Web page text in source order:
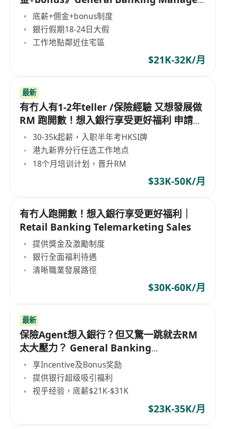
(銀行分行客戶主任）
底薪+佣金+bonus制度
銀行假期18-24日大假
工作地點鄰近住宅區
$21K-32K/月
最新
有冇人有1-2年teller /保險經驗 又想發展做
RM 跑開數！想入銀行享受更好福利 申請時
唔洗牌
30-35k起薪，入职半年考HKSI牌
港九新界分行任选工作地点
18个月培训计划，晋升RM
$33K-50K/月
有冇人跑開數！想入銀行享受更好福利｜
Retail Banking Telemarketing Sales
提供獎金及激勵制度
銀行全面福利待遇
清晰職業發展路徑
$30K-60K/月
最新
保險Agent想入銀行？但又驚一跳就去RM
太大壓力？ General Banking
Manager（分行客戶主任）
享Incentive及Bonus奖励
提供银行超级吸引福利
视乎经验，底薪$21K-$31K
$23K-35K/月